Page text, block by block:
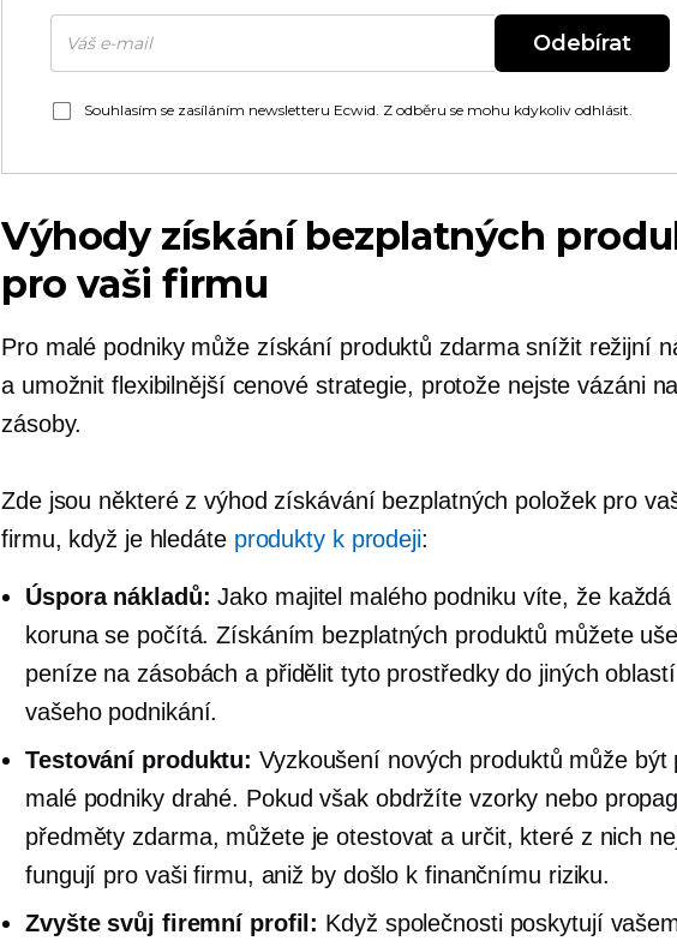
Odebírat
Souhlasím se zasíláním newsletteru Ecwid. Z odběru se mohu kdykoliv odhlásit.
Výhody získání bezplatných
pro vaši firmu
Pro malé podniky může získání produktů zdarma snížit režijní
a umožnit flexibilnější cenové strategie, protože nejste vázáni
zásoby.
Zde jsou některé z výhod získávání bezplatných položek pro
firmu, když je hledáte produkty k prodeji:
Úspora nákladů:Jako majitel malého podniku víte, že každá
koruna se počítá. Získáním bezplatných produktů můžete
peníze na zásobách a přidělit tyto prostředky do jiných oblastí
vašeho podnikání.
Testování produktu: Vyzkoušení nových produktů může být
malé podniky drahé. Pokud však obdržíte vzorky nebo
předměty zdarma, můžete je otestovat a určit, které z nich
fungují pro vaši firmu, aniž by došlo k finančnímu riziku.
Zvyšte svůj firemní profil: Když společnosti poskytují